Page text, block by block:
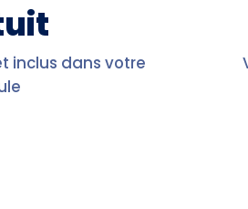
inclus dans votre